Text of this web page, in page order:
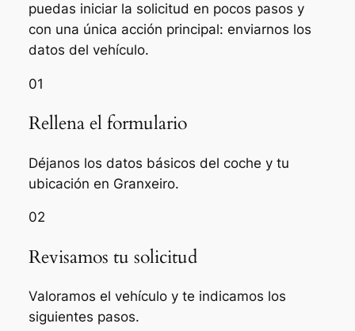
puedas iniciar la solicitud en pocos pasos y
con una única acción principal: enviarnos los
datos del vehículo.
01
Rellena el formulario
Déjanos los datos básicos del coche y tu
ubicación en Granxeiro.
02
Revisamos tu solicitud
Valoramos el vehículo y te indicamos los
siguientes pasos.